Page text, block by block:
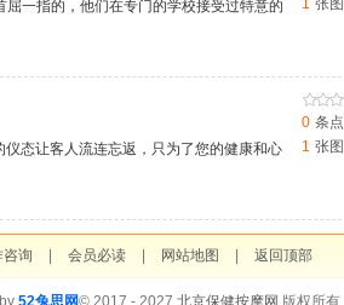
一指的，他们在专门的学校接受过特意的
1 张图
态让客人流连忘返，只为了您的健康和心
0 条
1 张图
咨询 会员必读 网站地图 返回顶部
52兔思网© 2017 - 2027 北京保健按摩网 版权所有